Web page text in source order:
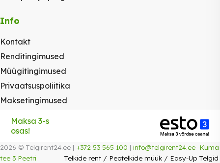
Info
Kontakt
Renditingimused
Müügitingimused
Privaatsuspoliitika
Maksetingimused
Maksa 3-s
osas!
2026 © Telgirent24.ee | +372 53 565 100 | info@telgirent24.ee Kuma
tee 3 Peetri
Telkide rent / Peotelkide müük / Easy-Up Telgid